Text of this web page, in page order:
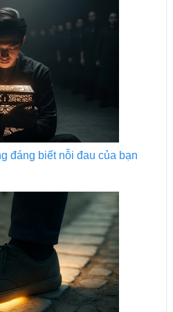
đáng biết nỗi đau của bạn